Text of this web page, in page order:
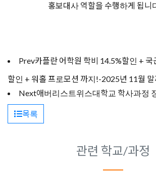
홍보대사 역할을 수행하게 됩니
Prev카플란 어학원 학비 14.5%할인 + 국
할인 + 워홀 프로모션 까지!-2025년 11월 말
Next애버리스트위스대학교 학사과정
목록
관련 학교/과정